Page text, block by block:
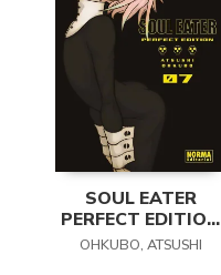
SOUL EATER
PERFECT EDITION
07
OHKUBO, ATSUSHI